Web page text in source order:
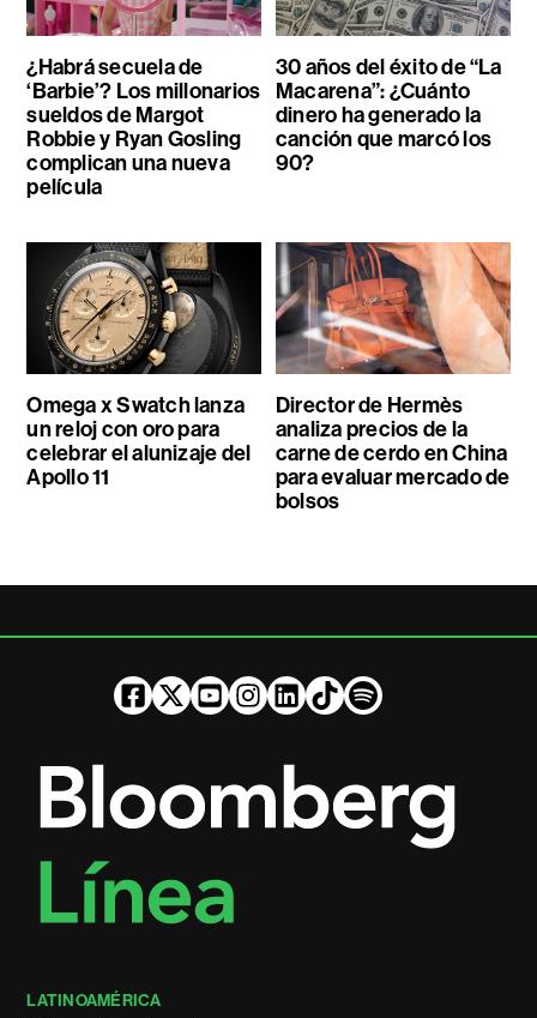
¿Habrá secuela de
‘Barbie’? Los millonarios
sueldos de Margot
Robbie y Ryan Gosling
complican una nueva
película
30 años del éxito de “La
Macarena”: ¿Cuánto
dinero ha generado la
canción que marcó los
90?
Omega x Swatch lanza
un reloj con oro para
celebrar el alunizaje del
Apollo 11
Director de Hermès
analiza precios de la
carne de cerdo en China
para evaluar mercado de
bolsos
LATINOAMÉRICA